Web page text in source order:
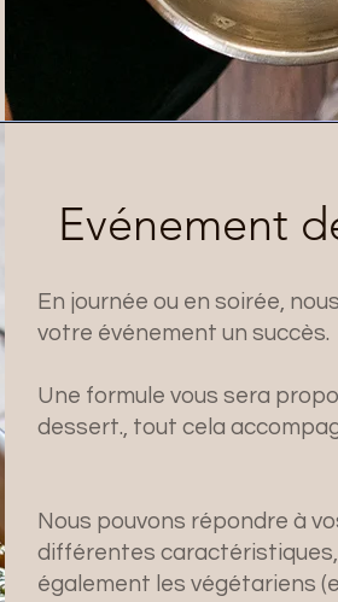
Evénement
​En journée ou en soirée,
votre événement un succès.
Une formule vous sera
dessert., tout cela
Nous pouvons répondre à
différentes
également les végétariens